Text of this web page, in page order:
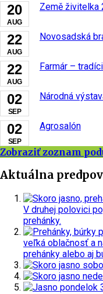
20
AUG
Země živitelka
22
AUG
Novosadská
22
AUG
Farmár –
02
SEP
Národná
02
SEP
Agrosalón
Zobraziť zoznam
Aktuálna
V druhej polovici
prehánky.
veľká oblačnosť a
prehánky alebo aj
pondelok